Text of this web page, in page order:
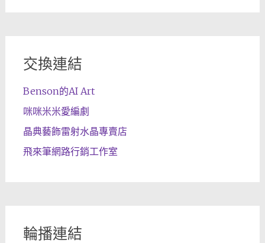
交換連結
Benson的AI Art
咪咪米米愛編劇
晶典藝飾雷射水晶專賣店
飛來筆網路行銷工作室
輪播連結